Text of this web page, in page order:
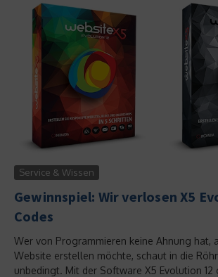
Service & Wissen
Gewinnspiel: Wir verlosen X5
Codes
Wer von Programmieren keine Ahnung hat,
Website erstellen möchte, schaut in die
unbedingt. Mit der Software X5 Evolution 12